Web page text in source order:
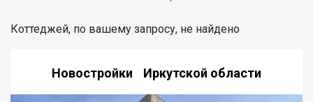
Коттеджей, по вашему запросу, не найдено
Новостройки Иркутской области